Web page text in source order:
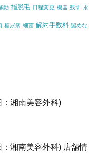
動 指脱毛 日程変更 機器 残す 永
糖尿病 細菌 解約手数料 認めな
湘南美容外科)
湘南美容外科) 店舗情